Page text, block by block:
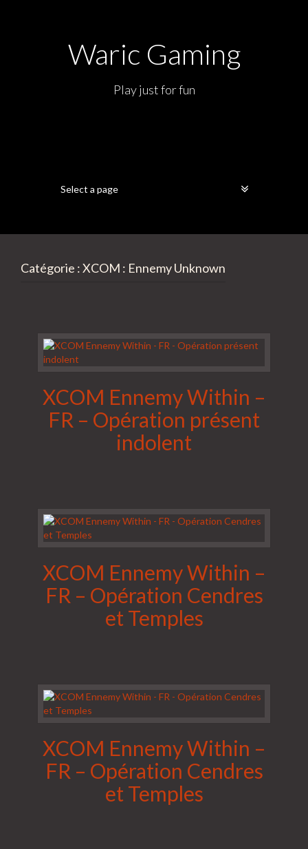
Waric Gaming
Play just for fun
Catégorie :XCOM : Ennemy Unknown
XCOM Ennemy Within –
FR – Opération présent
indolent
XCOM Ennemy Within –
FR – Opération Cendres
et Temples
XCOM Ennemy Within –
FR – Opération Cendres
et Temples